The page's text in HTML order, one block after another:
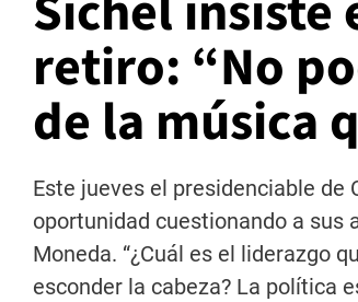
retiro: “No
de la música
Este jueves el presidenciable
oportunidad cuestionando a sus
Moneda. “¿Cuál es el liderazgo
esconder la cabeza? La política